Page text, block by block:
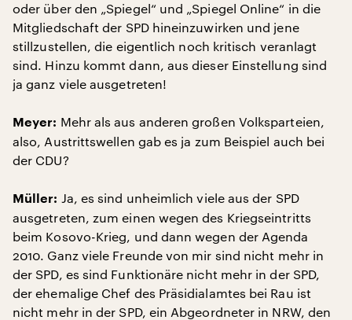
oder über den „Spiegel“ und „Spiegel Online“ in die
Mitgliedschaft der SPD hineinzuwirken und jene
stillzustellen, die eigentlich noch kritisch veranlagt
sind. Hinzu kommt dann, aus dieser Einstellung sind
ja ganz viele ausgetreten!
Meyer: Mehr als aus anderen großen Volksparteien,
also, Austrittswellen gab es ja zum Beispiel auch bei
der CDU?
Müller: Ja, es sind unheimlich viele aus der SPD
ausgetreten, zum einen wegen des Kriegseintritts
beim Kosovo-Krieg, und dann wegen der Agenda
2010. Ganz viele Freunde von mir sind nicht mehr in
der SPD, es sind Funktionäre nicht mehr in der SPD,
der ehemalige Chef des Präsidialamtes bei Rau ist
nicht mehr in der SPD, ein Abgeordneter in NRW, den